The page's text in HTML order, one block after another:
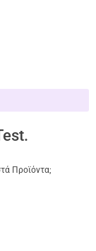
Προϊόντα;